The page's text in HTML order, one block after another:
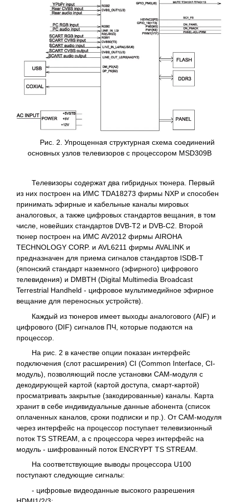
Рис. 2. Упрощенная структурная схема соединений
основных узлов телевизоров с процессором MSD309B
Телевизоры содержат два гибридных тюнера. Первый
из них построен на ИМС TDA18273 фирмы NXP и способен
принимать эфирные и кабельные каналы мировых
аналоговых, а также цифровых стандартов вещания, в том
числе, новейших стандартов DVB-T2 и DVB-C2. Второй
тюнер построен на ИМС AV2012 фирмы AIROHA
TECHNOLOGY CORP. и AVL6211 фирмы AVALINK и
предназначен для приема сигналов стандартов ISDB-Т
(японский стандарт наземного (эфирного) цифрового
телевидения) и DMBTH (Digital Multimedia Broadcast
Terrestrial Handheld - цифровое мультимедийное эфирное
вещание для переносных устройств).
Каждый из тюнеров имеет выходы аналогового (AIF) и
цифрового (DIF) сигналов ПЧ, которые подаются на
процессор.
На рис. 2 в качестве опции показан интерфейс
подключения (слот расширения) CI (Common Interface, CI-
модуль), позволяющий после установки CAM-модуля с
декодирующей картой (картой доступа, смарт-картой)
просматривать закрытые (закодированные) каналы. Карта
хранит в себе индивидуальные данные абонента (список
оплаченных каналов, сроки подписки и пр.). От CAM-модуля
через интерфейс на процессор поступает телевизионный
поток TS STREAM, а с процессора через интерфейс на
модуль - шифрованный поток ENCRYPT TS STREAM.
На соответствующие выводы процессора U100
поступают следующие сигналы:
- цифровые видеоданные высокого разрешения